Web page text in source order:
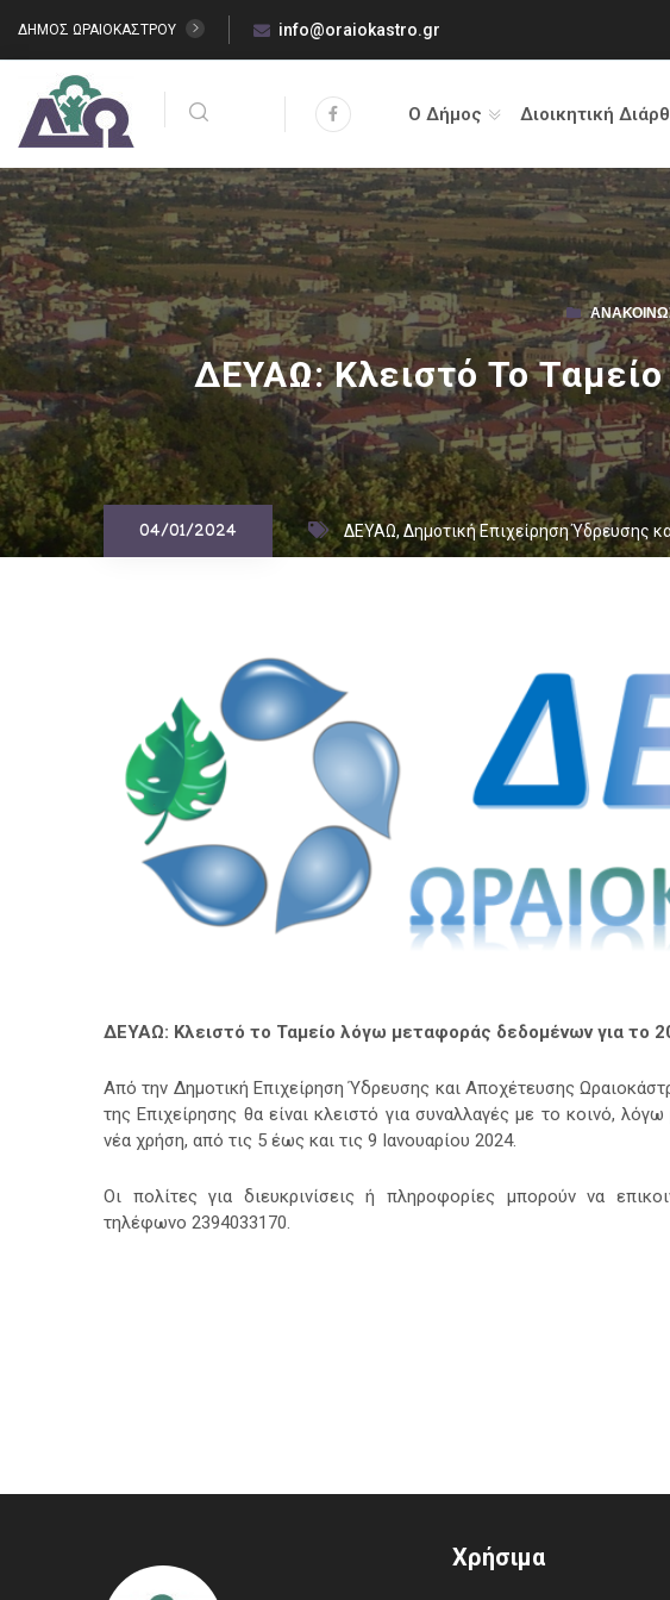
ΔΗΜΟΣ ΩΡΑΙΟΚΑΣΤΡΟΥ info@oraiokastro.gr
Ο Δήμος Διοικητική
ΔΕΥΑΩ: Κλειστό Το
04/01/2024 ΔΕΥΑΩ, Δημοτική Επιχείρηση Ύδρευσης
ΔΕΥΑΩ: Κλειστό το Ταμείο λόγω μεταφοράς δεδομένων για το
Από την Δημοτική Επιχείρηση Ύδρευσης και Αποχέτευσης
της Επιχείρησης θα είναι κλειστό για συναλλαγές με το κοινό,
νέα χρήση, από τις 5 έως και τις 9 Ιανουαρίου 2024.
Οι πολίτες για διευκρινίσεις ή πληροφορίες μπορούν να
τηλέφωνο 2394033170.
Χρήσιμα